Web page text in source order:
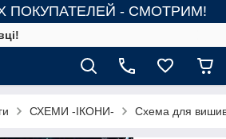
ПОКУПАТЕЛЕЙ - СМОТРИМ!
СХЕМИ -ІКОНИ- Схема для